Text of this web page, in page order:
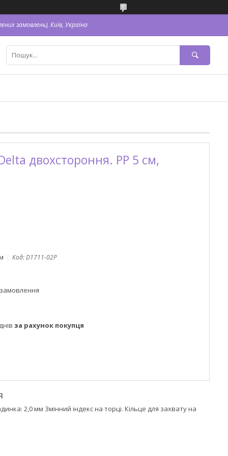
замовлень), Київ, Україна
двохстороння. PP 5 см,
Код:D1711-02P
за рахунок покупця
2,0 мм Змінний індекс на торці. Кільце для захвату на